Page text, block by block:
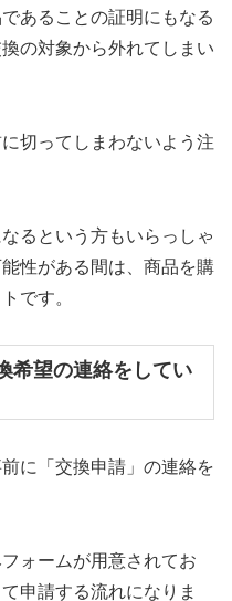
あることの証明にもなる
の対象から外れてしまい
切ってしまわないよう注
るという方もいらっしゃ
性がある間は、商品を購
です。
希望の連絡をしてい
に「交換申請」の連絡を
ォームが用意されてお
申請する流れになりま